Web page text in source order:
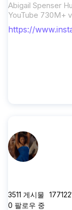
Abigail Spenser Hu 胡馨婉
YouTube 730M+
https://
3511 게시물
0 팔로우 중